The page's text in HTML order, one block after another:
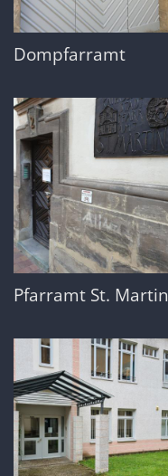
Dompfarramt
Pfarramt St. Martin